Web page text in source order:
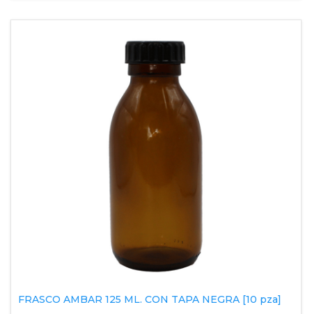
FRASCO AMBAR 125 ML. CON TAPA NEGRA [10 pza]